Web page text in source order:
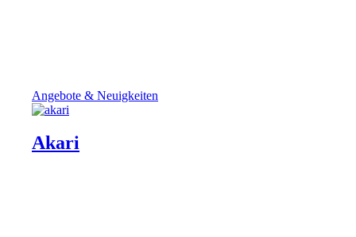
Angebote & Neuigkeiten
Akari